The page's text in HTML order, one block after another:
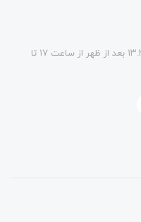
شنبه تا پنجشنبه، از ساعت ۱۰:۳۰صبح تا ۱۳.۳۰ بعد از ظهر از ساعت ۱۷ تا